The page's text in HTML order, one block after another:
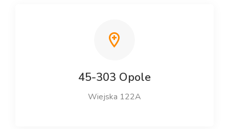
45-303 Opole
Wiejska 122A